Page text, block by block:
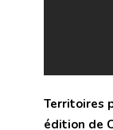
Territoires
édition de